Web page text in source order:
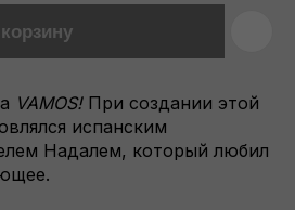
VAMOS! При создании этой
испанским
Надалем, который любил